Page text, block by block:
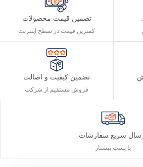
تضمین قیمت محصولات
کمترین قیمت در سطح اینترنت
تضمین کیفیت و اصالت
فروش مستقیم از شرکت
سریع سفارشات
با پست پیشتاز